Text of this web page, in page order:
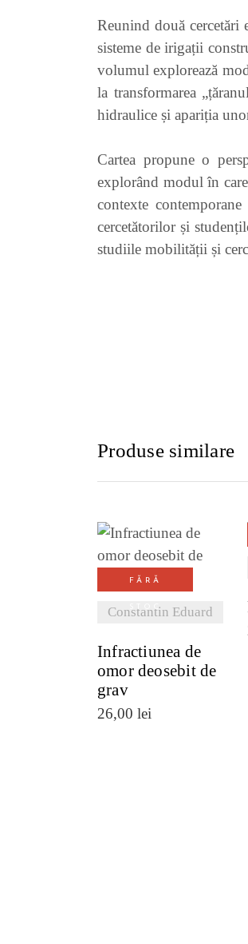
Reunind două cercetări
sisteme de irigații
volumul explorează
la transformarea
hidraulice și apariția
Cartea propune o
explorând modul în
contexte
cercetătorilor și
studiile mobilității și
Produse similare
FĂRĂ
STOC
Constantin Eduard
Infractiunea de
omor deosebit de
grav
26,00 lei